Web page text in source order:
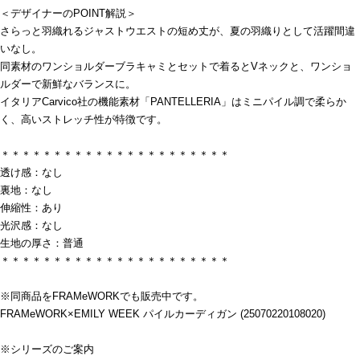
＜デザイナーのPOINT解説＞
さらっと羽織れるジャストウエストの短め丈が、夏の羽織りとして活躍間違
いなし。
同素材のワンショルダーブラキャミとセットで着るとVネックと、ワンショ
ルダーで新鮮なバランスに。
イタリアCarvico社の機能素材「PANTELLERIA」はミニパイル調で柔らか
く、高いストレッチ性が特徴です。
＊＊＊＊＊＊＊＊＊＊＊＊＊＊＊＊＊＊＊＊＊＊
透け感：なし
裏地：なし
伸縮性：あり
光沢感：なし
生地の厚さ：普通
＊＊＊＊＊＊＊＊＊＊＊＊＊＊＊＊＊＊＊＊＊＊
※同商品をFRAMeWORKでも販売中です。
FRAMeWORK×EMILY WEEK パイルカーディガン (25070220108020)
※シリーズのご案内